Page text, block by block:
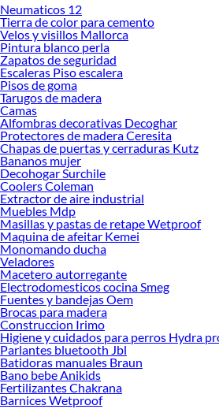
Neumaticos 12
Tierra de color para cemento
Velos y visillos Mallorca
Pintura blanco perla
Zapatos de seguridad
Escaleras Piso escalera
Pisos de goma
Tarugos de madera
Camas
Alfombras decorativas Decoghar
Protectores de madera Ceresita
Chapas de puertas y cerraduras Kutz
Bananos mujer
Decohogar Surchile
Coolers Coleman
Extractor de aire industrial
Muebles Mdp
Masillas y pastas de retape Wetproof
Maquina de afeitar Kemei
Monomando ducha
Veladores
Macetero autorregante
Electrodomesticos cocina Smeg
Fuentes y bandejas Oem
Brocas para madera
Construccion Irimo
Higiene y cuidados para perros Hydra
Parlantes bluetooth Jbl
Batidoras manuales Braun
Bano bebe Anikids
Fertilizantes Chakrana
Barnices Wetproof